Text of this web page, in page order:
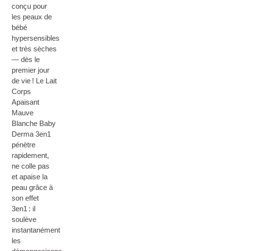
conçu pour
les peaux de
bébé
hypersensibles
et très sèches
— dès le
premier jour
de vie ! Le Lait
Corps
Apaisant
Mauve
Blanche Baby
Derma 3en1
pénètre
rapidement,
ne colle pas
et apaise la
peau grâce à
son effet
3en1 : il
soulève
instantanément
les